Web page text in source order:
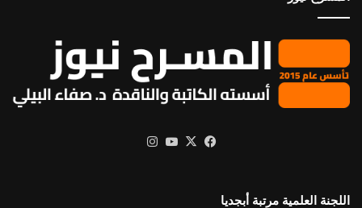
فيسبوك
X يوتيوب
اللجنة العلمية مرتبة أبجديا